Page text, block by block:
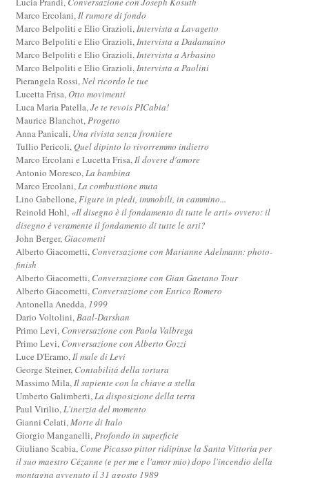
Marco Ercolani,Il rumore di fondo
Marco Belpoliti e Elio Grazioli,Intervista a Lavagetto
Marco Belpoliti e Elio Grazioli,Intervista a Dadamaino
Marco Belpoliti e Elio Grazioli,Intervista a Arbasino
Marco Belpoliti e Elio Grazioli,Intervista a Paolini
Pierangela Rossi,Nel ricordo le tue
Lucetta Frisa,Otto movimenti
Luca Maria Patella,Je te revois PICabia!
Maurice Blanchot,Progetto
Anna Panicali, Una rivista senza frontiere
Tullio Pericoli,Quel dipinto lo rivorremmo indietro
Marco Ercolani e Lucetta Frisa,Il dovere d'amore
Antonio Moresco,La bambina
Marco Ercolani,La combustione muta
Lino Gabellone,Figure in piedi, immobili, in cammino...
Reinold Hohl, «Il disegno è il fondamento di tutte le arti» ovvero: il
disegno è veramente il fondamento di tutte le arti?
John Berger,Giacometti
Alberto Giacometti, Conversazione con Marianne Adelmann: photo-
finish
Alberto Giacometti, Conversazione con Gian Gaetano Tour
Alberto Giacometti, Conversazione con Enrico Romero
Antonella Anedda, 1999
Dario Voltolini,Baal-Darshan
Primo Levi, Conversazione con Paola Valbrega
Primo Levi, Conversazione con Alberto Gozzi
Luce D'Eramo,Il male di Levi
George Steiner, Contabilità della tortura
Massimo Mila,Il sapiente con la chiave a stella
Umberto Galimberti,La disposizione della terra
Paul Virilio,L'inerzia del momento
Gianni Celati,Morte di Italo
Giorgio Manganelli,Profondo in superficie
Giuliano Scabia, Come Picasso pittor ridipinse la Santa Vittoria per
il suo maestro Cézanne (e per me e l'amor mio) dopo l'incendio della
montagna avvenuto il 31 agosto 1989